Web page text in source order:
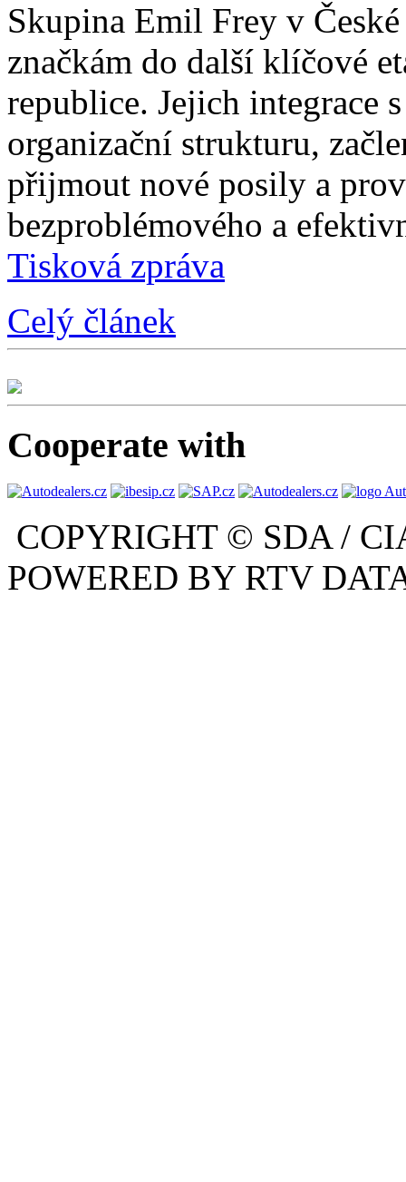
Skupina Emil Frey v
značkám do další klíčové
republice. Jejich integrace
organizační strukturu,
přijmout nové posily a
bezproblémového a
Tisková zpráva
Celý článek
Cooperate with
COPYRIGHT © SDA /
POWERED BY RTV